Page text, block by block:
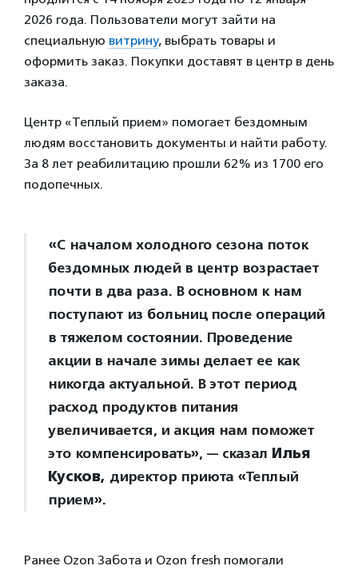
2026 года. Пользователи могут зайти на
специальную витрину, выбрать товары и
оформить заказ. Покупки доставят в центр в день
заказа.
Центр «Теплый прием» помогает бездомным
людям восстановить документы и найти работу.
За 8 лет реабилитацию прошли 62% из 1700 его
подопечных.
«С началом холодного сезона поток
бездомных людей в центр возрастает
почти в два раза. В основном к нам
поступают из больниц после операций
в тяжелом состоянии. Проведение
акции в начале зимы делает ее как
никогда актуальной. В этот период
расход продуктов питания
увеличивается, и акция нам поможет
это компенсировать», — сказал Илья
Кусков, директор приюта «Теплый
прием».
Ранее Ozon Забота и Ozon fresh помогали